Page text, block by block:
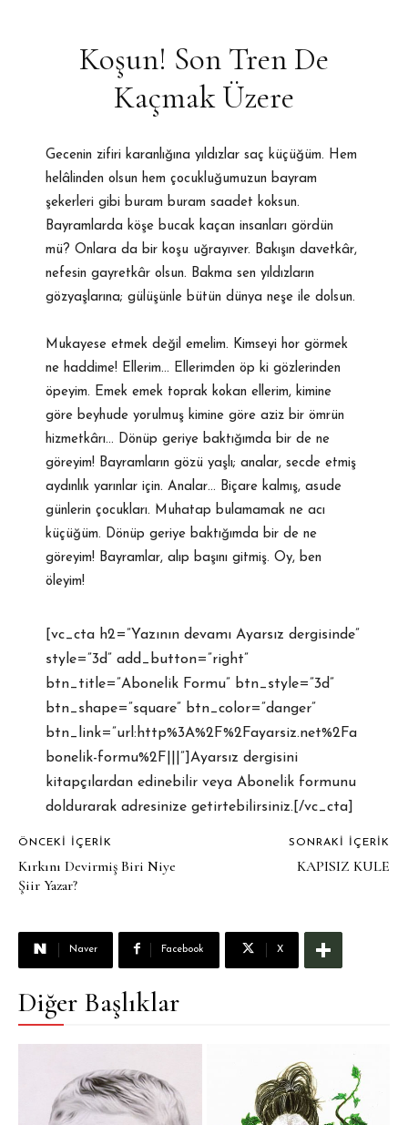
Koşun! Son Tren De
Kaçmak Üzere
Gecenin zifiri karanlığına yıldızlar saç küçüğüm. Hem
helâlinden olsun hem çocukluğumuzun bayram
şekerleri gibi buram buram saadet koksun.
Bayramlarda köşe bucak kaçan insanları gördün
mü? Onlara da bir koşu uğrayıver. Bakışın davetkâr,
nefesin gayretkâr olsun. Bakma sen yıldızların
gözyaşlarına; gülüşünle bütün dünya neşe ile dolsun.
Mukayese etmek değil emelim. Kimseyi hor görmek
ne haddime! Ellerim… Ellerimden öp ki gözlerinden
öpeyim. Emek emek toprak kokan ellerim, kimine
göre beyhude yorulmuş kimine göre aziz bir ömrün
hizmetkârı… Dönüp geriye baktığımda bir de ne
göreyim! Bayramların gözü yaşlı; analar, secde etmiş
aydınlık yarınlar için. Analar… Biçare kalmış, asude
günlerin çocukları. Muhatap bulamamak ne acı
küçüğüm. Dönüp geriye baktığımda bir de ne
göreyim! Bayramlar, alıp başını gitmiş. Oy, ben
öleyim!
[vc_cta h2=”Yazının devamı Ayarsız dergisinde”
style=”3d” add_button=”right”
btn_title=”Abonelik Formu” btn_style=”3d”
btn_shape=”square” btn_color=”danger”
btn_link=”url:http%3A%2F%2Fayarsiz.net%2Fa
bonelik-formu%2F|||”]Ayarsız dergisini
kitapçılardan edinebilir veya Abonelik formunu
doldurarak adresinize getirtebilirsiniz.[/vc_cta]
ÖNCEKI İÇERIK
Kırkını Devirmiş Biri Niye
Şiir Yazar?
SONRAKI İÇERIK
KAPISIZ KULE
Naver Facebook X
Diğer Başlıklar